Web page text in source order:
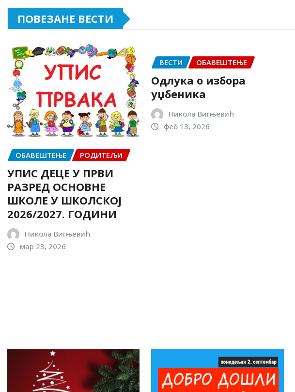
ПОВЕЗАНЕ ВЕСТИ
ОБАВЕШТЕЊЕ РОДИТЕЉИ
УПИС ДЕЦЕ У ПРВИ
РАЗРЕД ОСНОВНЕ
ШКОЛЕ У ШКОЛСКОЈ
2026/2027. ГОДИНИ
Никола Вигњевић
мар 23, 2026
ВЕСТИ ОБАВЕШТЕЊЕ
Одлука о избора
уџбеника
Никола Вигњевић
феб 13, 2026